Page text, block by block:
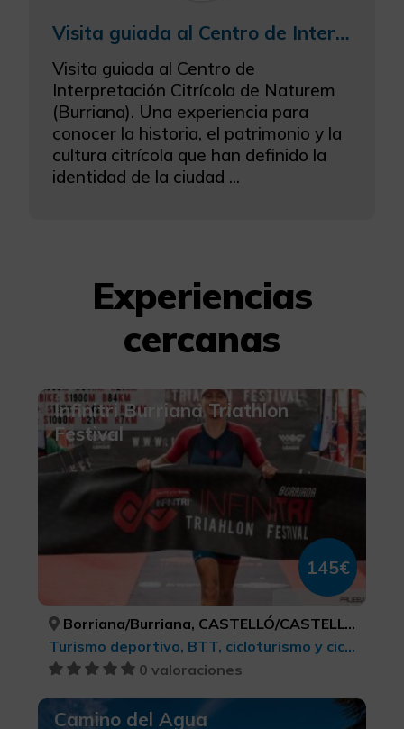
Visita guiada al Centro de Interpretación Citrícola (CIC)
Visita guiada al Centro de
Interpretación Citrícola de Naturem
(Burriana). Una experiencia para
conocer la historia, el patrimonio y la
cultura citrícola que han definido la
identidad de la ciudad ...
Experiencias
cercanas
Infinitri Burriana Triathlon
Festival
145€
Borriana/Burriana, CASTELLÓ/CASTELLÓN
Turismo deportivo, BTT, cicloturismo y ciclismo
0 valoraciones
Camino del Agua